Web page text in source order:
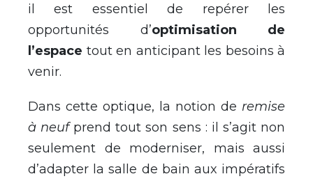
il est essentiel de repérer les
opportunités d’optimisation de
l’espace tout en anticipant les besoins à
venir.
Dans cette optique, la notion de remise
à neufprend tout son sens : il s’agit non
seulement de moderniser, mais aussi
d’adapter la salle de bain aux impératifs